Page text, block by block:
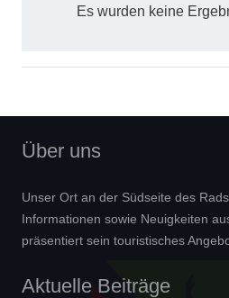
Es wurden keine
Über uns
Unser Ort an der Südseite des
Informationen sowie Neuigkeiten
präsentiert sein touristisches
Aktuelle Beiträge